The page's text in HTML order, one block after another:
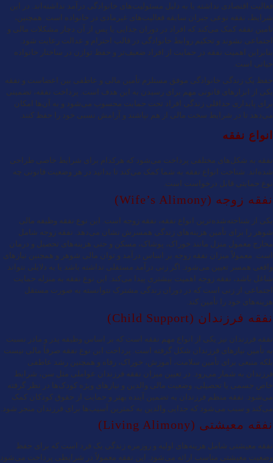
فعالیت اقتصادی نداشته یا به دلیل مسئولیت‌های خانوادگی درآمد نداشته‌اند. در این
شرایط، نفقه نوعی جبران سابقه فعالیت‌های غیرمادی در خانواده است. همچنین،
تامین نفقه کمک می‌کند که افراد در دوران جدایی یا پس از آن دچار مشکلات مالی و
اجتماعی نشوند و تحکیم روابط خانوادگی در قالب احترام و عدالت رعایت شود.
بنابراین اهمیت نفقه در حمایت از افراد ضعیف‌تر و حفظ توازن در ساختار خانواده
حیاتی است.
حفظ یک زندگی خانوادگی موفق مستلزم تأمین مالی و عاطفی بین اعضاست و نفقه
یکی از ابزارهای قانونی مهم برای رسیدن به این هدف است. پرداخت نفقه، تضمینی
برای پایداری حداقلی زندگی افراد تحت حمایت محسوب می‌شود و به آن‌ها امکان
می‌دهد تا در شرایط سخت مالی از هم نپاشند و آرامش نسبی خود را حفظ کنند.
انواع نفقه
نفقه به شکل‌های مختلفی پرداخت می‌شود که هرکدام برای شرایط خاصی طراحی
شده‌اند. شناخت انواع نفقه به شما کمک می‌کند تا بدانید در هر وضعیت قانونی چه
نوع حمایتی قابل درخواست است.
نفقه زوجه (Wife’s Alimony)
یکی از شناخته‌شده‌ترین انواع نفقه، نفقه زوجه است. این نوع نفقه وظیفه مالی
شوهر را برای تأمین هزینه‌های زندگی همسرش نشان می‌دهد. نفقه زوجه شامل
مخارج معمول منزل مانند خوراک، پوشاک، مسکن و حتی هزینه‌های تحصیل و درمان
است. معمولاً میزان نفقه زوجه بر اساس درآمد و توان مالی شوهر و همچنین نیازهای
واقعی همسر تعیین می‌شود. اگر زنی درآمد مستقلی نداشته باشد یا به دلایلی نتواند
شاغل باشد، نفقه زوجه اهمیت بیشتری پیدا می‌کند. این نوع نفقه به منزله حمایت
اجتماعی از زنی است که در دوران زندگی مشترک نتوانسته به صورت مستقل
هزینه‌های خود را تأمین کند.
نفقه فرزندان (Child Support)
نفقه فرزندان نیز یکی از انواع مهم نفقه است که بر اساس وظیفه پدر و مادر نسبت
به تأمین نیازهای فرزندان شکل گرفته است. پرداخت این نوع نفقه صرفاً مالی نیست
بلکه منبعی برای تأمین سلامت، آموزش، خوراک، رفاه و همچنین رشد عاطفی
فرزندان به شمار می‌رود. در تعیین میزان نفقه فرزندان عواملی مثل سن، شرایط
خاص جسمی یا تحصیلی، وضعیت مالی والدین و نیازهای ویژه کودک‌ها در نظر گرفته
می‌شود. نفقه منظم فرزندان به تضمین آینده بهتر و حمایت از حقوق کودکان کمک
می‌کند و سبب می‌شود که جدایی والدین به کمترین آسیب‌ها برای فرزندان منجر شود.
نفقه معیشتی (Living Alimony)
نفقه معیشتی شامل هزینه‌های اولیه و روزمره زندگی یک فرد است که برای حفظ
وضعیت معیشتی مناسب ارائه می‌شود. این نفقه معمولاً در شرایطی پرداخت می‌شود